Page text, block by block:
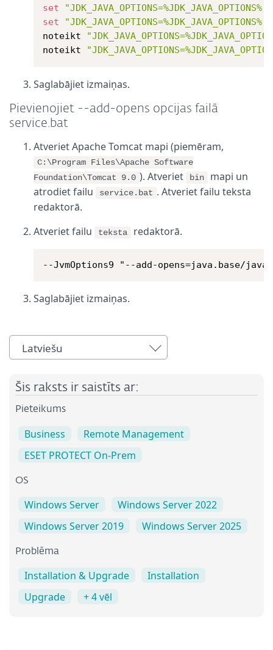
set
set
noteikt
noteikt
Saglabājiet izmaiņas.
Pievienojiet --add-opens opcijas failā
service.bat
Atveriet Apache Tomcat mapi (piemēram,
C:\Program Files\Apache Software
Foundation\Tomcat 9.0 ). Atveriet bin
mapi un
atrodiet failu
service.bat . Atveriet failu teksta
redaktorā.
Atveriet failu
teksta redaktorā.
--JvmOptions9 "--add-opens=java.base/
Saglabājiet izmaiņas.
Latviešu
Šis raksts ir saistīts ar:
Pieteikums
Business
Remote Management
ESET PROTECT On-Prem
OS
Windows Server
Windows Server 2022
Windows Server 2019
Windows Server 2025
Problēma
Installation & Upgrade
Installation
Upgrade
+ 4 vēl